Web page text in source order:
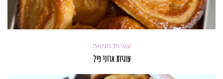
עוגיות חמאה
עוגיות אוזני פיל